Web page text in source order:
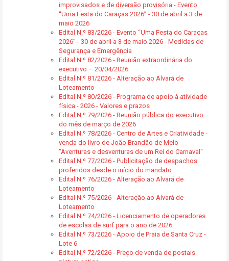
improvisados e de diversão provisória - Evento
“Uma Festa do Caraças 2026” - 30 de abril a 3 de
maio 2026
Edital N.º 83/2026 - Evento “Uma Festa do Caraças
2026” - 30 de abril a 3 de maio 2026 - Medidas de
Segurança e Emergência
Edital N.º 82/2026 - Reunião extraordinária do
executivo – 20/04/2026
Edital N.º 81/2026 - Alteração ao Alvará de
Loteamento
Edital N.º 80/2026 - Programa de apoio à atividade
física - 2026 - Valores e prazos
Edital N.º 79/2026 - Reunião pública do executivo
do mês de março de 2026
Edital N.º 78/2026 - Centro de Artes e Criatividade -
venda do livro de João Brandão de Melo -
"Aventuras e desventuras de um Rei do Carnaval"
Edital N.º 77/2026 - Publicitação de despachos
proferidos desde o início do mandato
Edital N.º 76/2026 - Alteração ao Alvará de
Loteamento
Edital N.º 75/2026 - Alteração ao Alvará de
Loteamento
Edital N.º 74/2026 - Licenciamento de operadores
de escolas de surf para o ano de 2026
Edital N.º 73/2026 - Apoio de Praia de Santa Cruz -
Lote 6
Edital N.º 72/2026 - Preço de venda de postais